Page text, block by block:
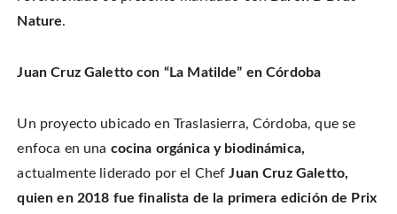
Nature.
Juan Cruz Galetto con “La Matilde” en Córdoba
Un proyecto ubicado en Traslasierra, Córdoba, que se
enfoca en una cocina orgánica y biodinámica,
actualmente liderado por el ChefJuan Cruz Galetto,
quien en 2018 fue finalista de la primera edición de Prix